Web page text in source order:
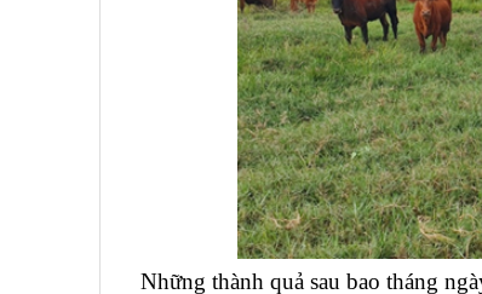
Những thành quả sau bao tháng